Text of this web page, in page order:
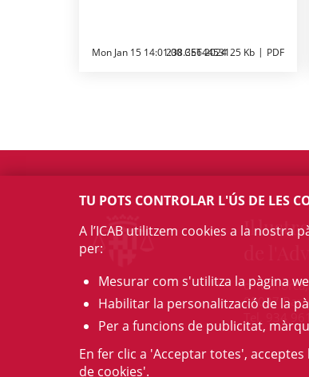
Mon Jan 15 14:01:00 CET 2024
238.3564453125 Kb PDF
c/ Mallorca,
08037
Tel. 934
TU POTS CONTROLAR L'ÚS DE LES
A l’ICAB utilitzem cookies a la
per:
Mesurar com s'utilitza la pàgina
Habilitar la personalització de la
Per a funcions de publicitat,
En fer clic a 'Acceptar totes',
de cookies'.